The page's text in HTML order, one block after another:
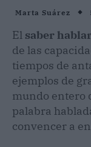
Marta Suárez
El saber
de las
tiempos de
ejemplos de
mundo entero
palabra
convencer a